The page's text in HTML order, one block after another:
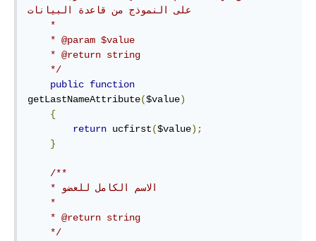
على النموذج من قاعدة البيانات
    */
public function
getLastNameAttribute($value)
{
return ucfirst($value);
}
/**
    */